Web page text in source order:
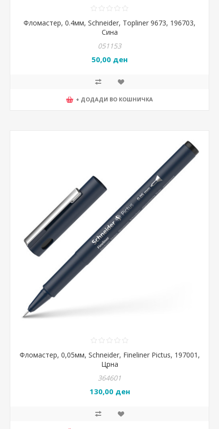
Фломастер, 0.4мм, Schneider, Topliner 9673, 196703,
Сина
051153
50,00 ден
+ ДОДАДИ ВО КОШНИЧКА
Фломастер, 0,05мм, Schneider, Fineliner Pictus, 197001,
Црна
364601
130,00 ден